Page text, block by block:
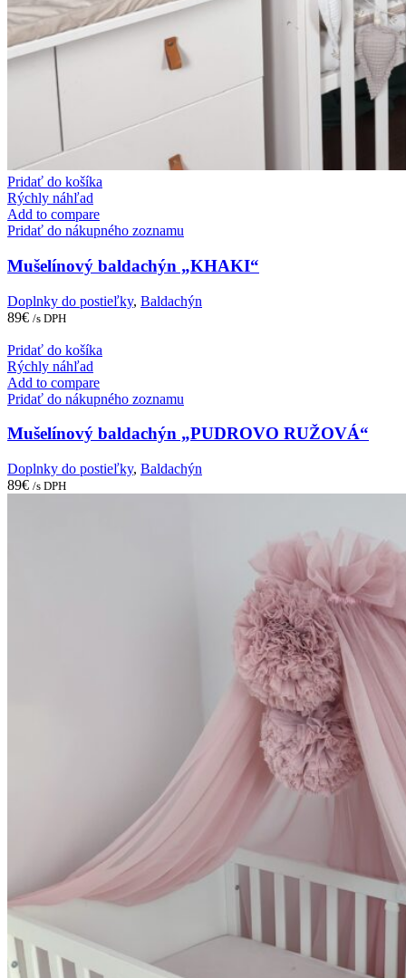
Pridať do košíka
Rýchly náhľad
Add to compare
Pridať do nákupného zoznamu
Mušelínový baldachýn „KHAKI“
Doplnky do postieľky, Baldachýn
89€ /s DPH
Pridať do košíka
Rýchly náhľad
Add to compare
Pridať do nákupného zoznamu
Mušelínový baldachýn „PUDROVO RUŽOVÁ“
Doplnky do postieľky, Baldachýn
89€ /s DPH